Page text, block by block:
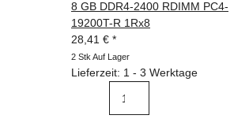
8 GB DDR4-2400 RDIMM PC4-
19200T-R 1Rx8
28,41 € *
2 Stk Auf Lager
Lieferzeit: 1 - 3 Werktage